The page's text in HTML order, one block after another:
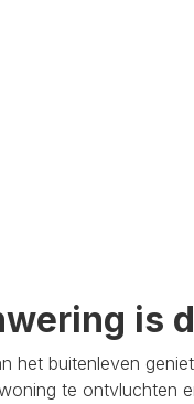
is
het buitenleven
te ontvluchten